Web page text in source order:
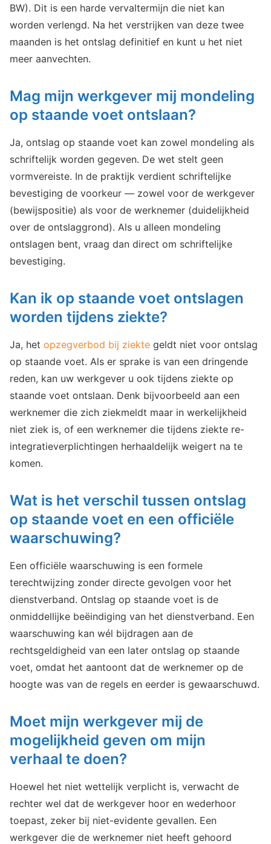
BW). Dit is een harde vervaltermijn die niet kan
worden verlengd. Na het verstrijken van deze twee
maanden is het ontslag definitief en kunt u het niet
meer aanvechten.
Mag mijn werkgever mij mondeling
op staande voet ontslaan?
Ja, ontslag op staande voet kan zowel mondeling als
schriftelijk worden gegeven. De wet stelt geen
vormvereiste. In de praktijk verdient schriftelijke
bevestiging de voorkeur — zowel voor de werkgever
(bewijspositie) als voor de werknemer (duidelijkheid
over de ontslaggrond). Als u alleen mondeling
ontslagen bent, vraag dan direct om schriftelijke
bevestiging.
Kan ik op staande voet ontslagen
worden tijdens ziekte?
Ja, het opzegverbod bij ziekte geldt niet voor ontslag
op staande voet. Als er sprake is van een dringende
reden, kan uw werkgever u ook tijdens ziekte op
staande voet ontslaan. Denk bijvoorbeeld aan een
werknemer die zich ziekmeldt maar in werkelijkheid
niet ziek is, of een werknemer die tijdens ziekte re-
integratieverplichtingen herhaaldelijk weigert na te
komen.
Wat is het verschil tussen ontslag
op staande voet en een officiële
waarschuwing?
Een officiële waarschuwing is een formele
terechtwijzing zonder directe gevolgen voor het
dienstverband. Ontslag op staande voet is de
onmiddellijke beëindiging van het dienstverband. Een
waarschuwing kan wél bijdragen aan de
rechtsgeldigheid van een later ontslag op staande
voet, omdat het aantoont dat de werknemer op de
hoogte was van de regels en eerder is gewaarschuwd.
Moet mijn werkgever mij de
mogelijkheid geven om mijn
verhaal te doen?
Hoewel het niet wettelijk verplicht is, verwacht de
rechter wel dat de werkgever hoor en wederhoor
toepast, zeker bij niet-evidente gevallen. Een
werkgever die de werknemer niet heeft gehoord